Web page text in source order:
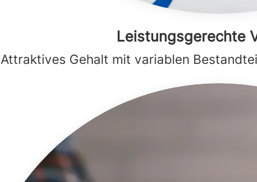
Leistungsgerechte
Attraktives Gehalt mit variablen